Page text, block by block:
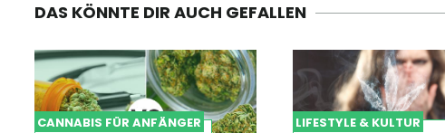
DAS KÖNNTE DIR AUCH GEFALLEN
CANNABIS FÜR ANFÄNGER LIFESTYLE & KULTUR